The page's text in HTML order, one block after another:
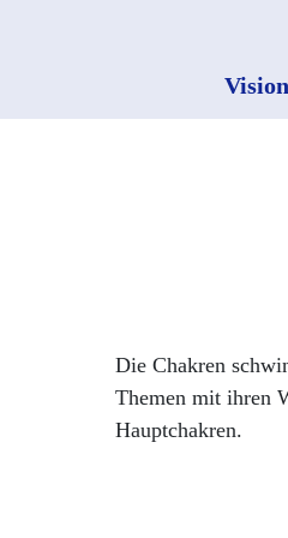
Die Chakren
Themen mit ihren
Hauptchakren.